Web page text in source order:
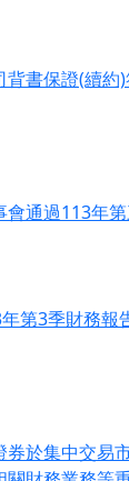
背書保證(續約
會通過113年
第3季財務報
券於集中交易